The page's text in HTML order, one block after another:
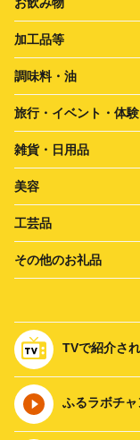
加工品等
調味料・油
旅行・イベント・体験
雑貨・日用品
美容
工芸品
その他のお礼品
TVで紹介さ
ふるラボチ